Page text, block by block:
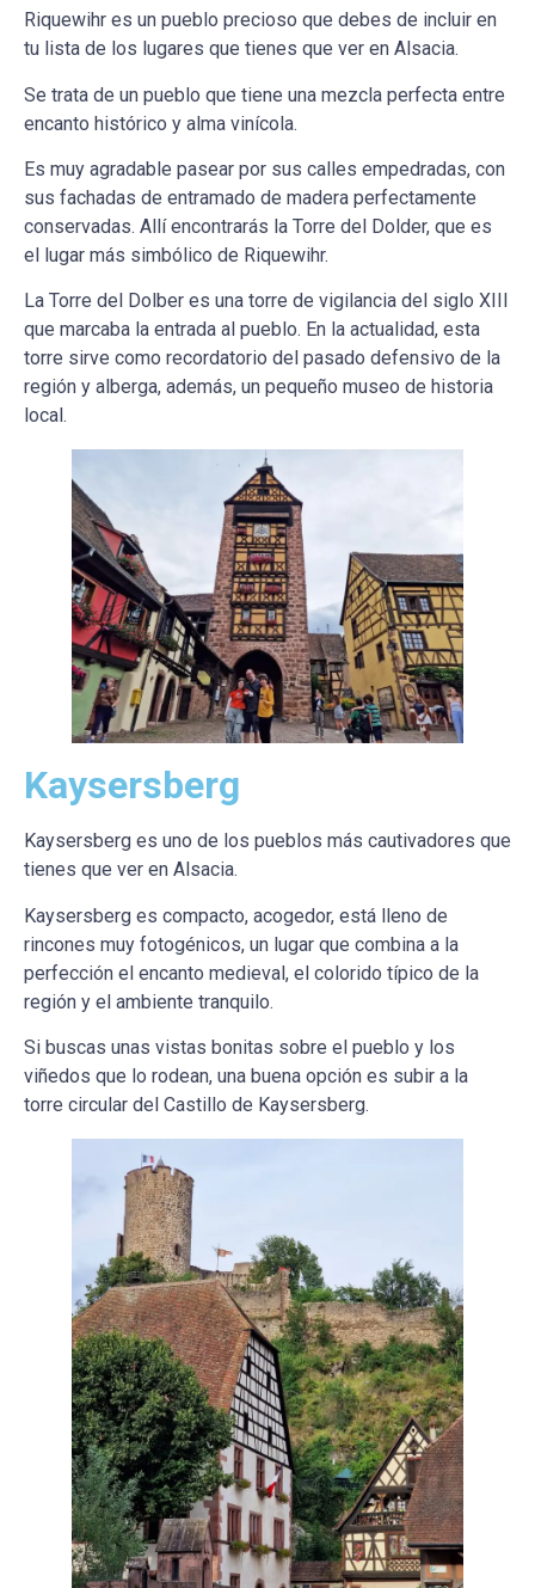
Riquewihr es un pueblo precioso que debes de incluir en
tu lista de los lugares que tienes que ver en Alsacia.
Se trata de un pueblo que tiene una mezcla perfecta entre
encanto histórico y alma vinícola.
Es muy agradable pasear por sus calles empedradas, con
sus fachadas de entramado de madera perfectamente
conservadas. Allí encontrarás la Torre del Dolder, que es
el lugar más simbólico de Riquewihr.
La Torre del Dolber es una torre de vigilancia del siglo XIII
que marcaba la entrada al pueblo. En la actualidad, esta
torre sirve como recordatorio del pasado defensivo de la
región y alberga, además, un pequeño museo de historia
local.
Kaysersberg
Kaysersberg es uno de los pueblos más cautivadores que
tienes que ver en Alsacia.
Kaysersberg es compacto, acogedor, está lleno de
rincones muy fotogénicos, un lugar que combina a la
perfección el encanto medieval, el colorido típico de la
región y el ambiente tranquilo.
Si buscas unas vistas bonitas sobre el pueblo y los
viñedos que lo rodean, una buena opción es subir a la
torre circular del Castillo de Kaysersberg.